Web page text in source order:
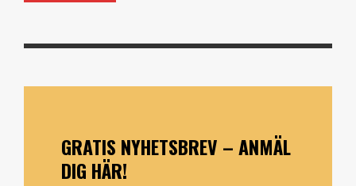
GRATIS NYHETSBREV – ANMÄL
DIG HÄR!